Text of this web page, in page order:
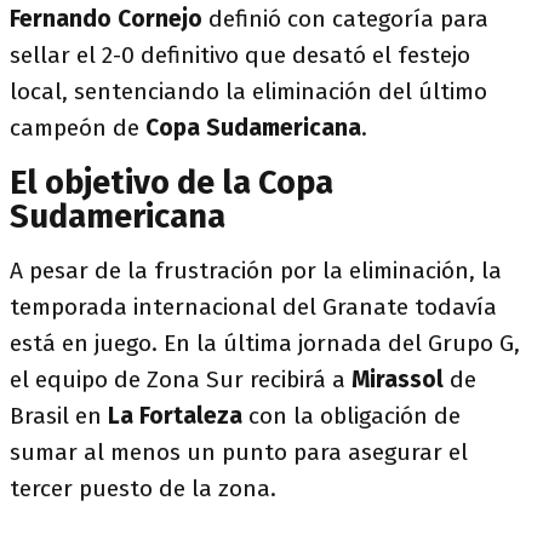
Fernando Cornejo definió con categoría para
sellar el 2-0 definitivo que desató el festejo
local, sentenciando la eliminación del último
campeón de Copa Sudamericana.
El objetivo de la Copa
Sudamericana
A pesar de la frustración por la eliminación, la
temporada internacional del Granate todavía
está en juego. En la última jornada del Grupo G,
el equipo de Zona Sur recibirá a Mirassol de
Brasil en La Fortaleza con la obligación de
sumar al menos un punto para asegurar el
tercer puesto de la zona.